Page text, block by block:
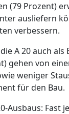
(79 Prozent)
ausliefern
verbessern.
A 20 auch als
gehen von
weniger
für den Bau.
Ausbaus: Fast